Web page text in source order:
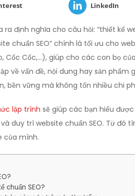
LinkedIn
định nghĩa cho câu hỏi: “thiết kế
chuẩn SEO” chính là tối ưu cho
Cốc Cốc,…), giúp cho các con bọ
về vấn đề, nội dung hay sản phẩm
bền vững mà không tốn nhiều chi
lập trình sẽ giúp các bạn hiểu
duy trì website chuẩn SEO. Từ
của mình.
chuẩn SEO?